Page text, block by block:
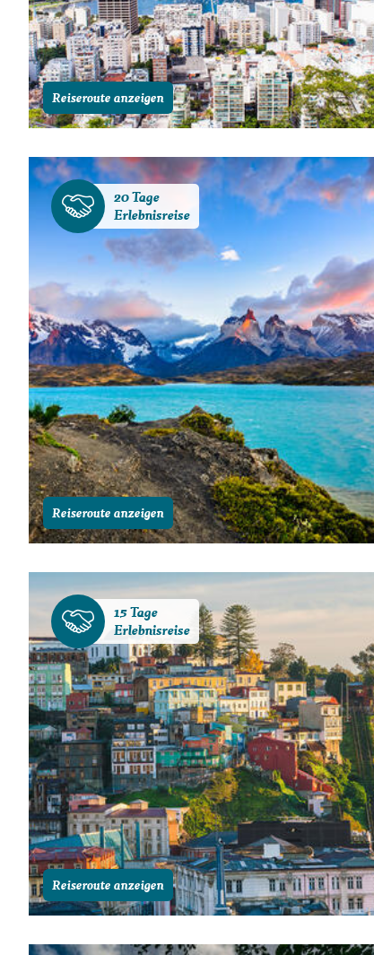
Reiseroute anzeigen
20 Tage
Erlebnisreise
Reiseroute anzeigen
15 Tage
Erlebnisreise
Reiseroute anzeigen